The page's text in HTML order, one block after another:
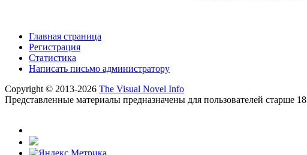
Главная страница
Регистрация
Статистика
Написать письмо администратору
Copyright © 2013-2026 The Visual Novel Info
Представленные материалы предназначены для пользователей старше 18